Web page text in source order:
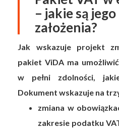
– jakie są
założenia?
Jak wskazuje projekt
pakiet ViDA ma
w pełni zdolności,
Dokument wskazuje na
zmiana w
zakresie podatku